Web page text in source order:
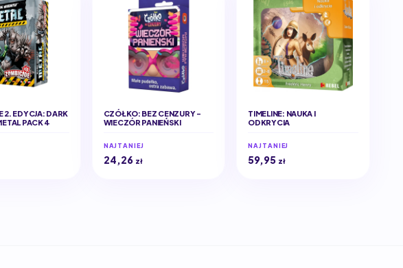
2. EDYCJA: DARK
PACK 4
CZÓŁKO: BEZ CENZURY -
WIECZÓR PANIEŃSKI
NAJTANIEJ
24,26 zł
TIMELINE: NAUKA I
ODKRYCIA
NAJTANIEJ
59,95 zł